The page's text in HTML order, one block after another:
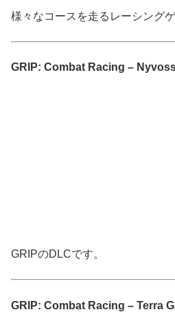
様々なコースを走るレーシングゲ
GRIP: Combat Racing –
GRIPのDLCです。
GRIP: Combat Racing – Terra